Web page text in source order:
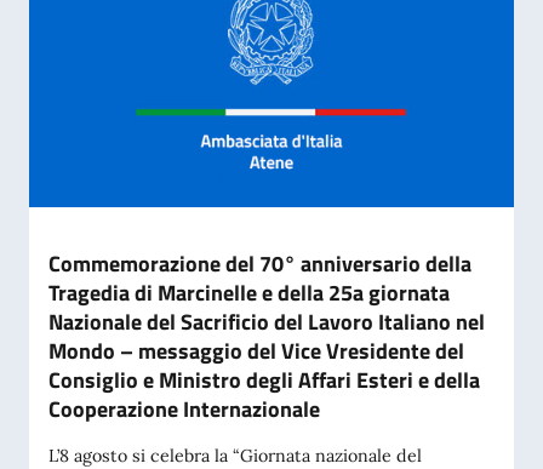
Commemorazione del 70° anniversario della
Tragedia di Marcinelle e della 25a giornata
Nazionale del Sacrificio del Lavoro Italiano nel
Mondo – messaggio del Vice Vresidente del
Consiglio e Ministro degli Affari Esteri e della
Cooperazione Internazionale
L’8 agosto si celebra la “Giornata nazionale del